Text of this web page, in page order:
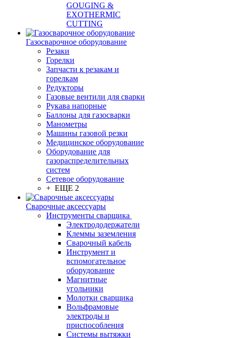
GOUGING &
EXOTHERMIC
CUTTING
Газосварочное оборудование
Резаки
Горелки
Запчасти к резакам и
горелкам
Редукторы
Газовые вентили для сварки
Рукава напорные
Баллоны для газосварки
Манометры
Машины газовой резки
Медицинское оборудование
Оборудование для
газораспределительных
систем
Сетевое оборудование
+ ЕЩЕ 2
Сварочные аксессуары
Инструменты сварщика
Электрододержатели
Клеммы заземления
Сварочный кабель
Инструмент и
вспомогательное
оборудование
Магнитные
угольники
Молотки сварщика
Вольфрамовые
электроды и
приспособления
Системы вытяжки